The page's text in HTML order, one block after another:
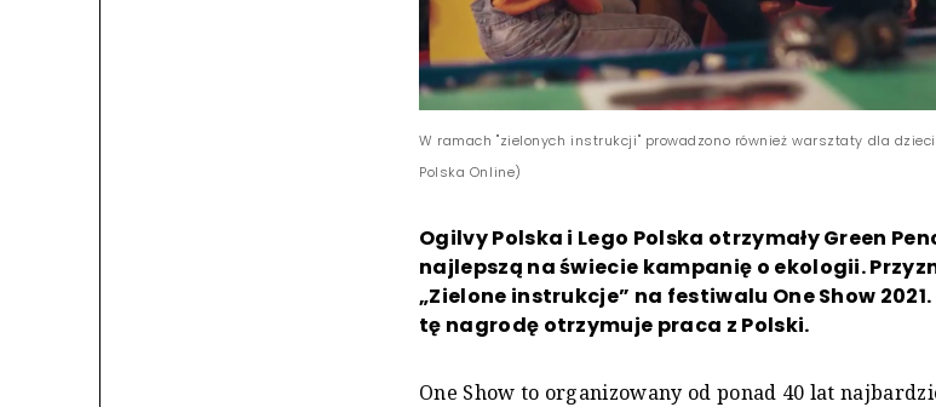
W ramach "zielonych instrukcji" prowadzono również warsztaty dla
Polska Online)
Ogilvy Polska i Lego Polska otrzymały Green
najlepszą na świec­ie kampanię o ekologii.
„Zielone instrukcje” na festiwalu One Show
tę nagrodę otrzymuje praca z Polski.
One Show to organizowany od ponad 40 lat